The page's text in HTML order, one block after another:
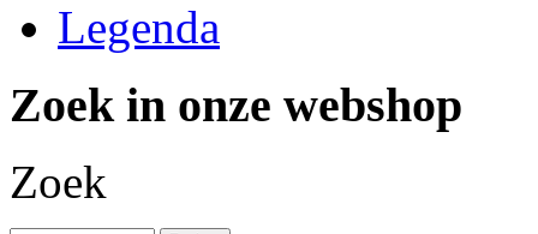
Legenda
Zoek in onze webshop
Zoek